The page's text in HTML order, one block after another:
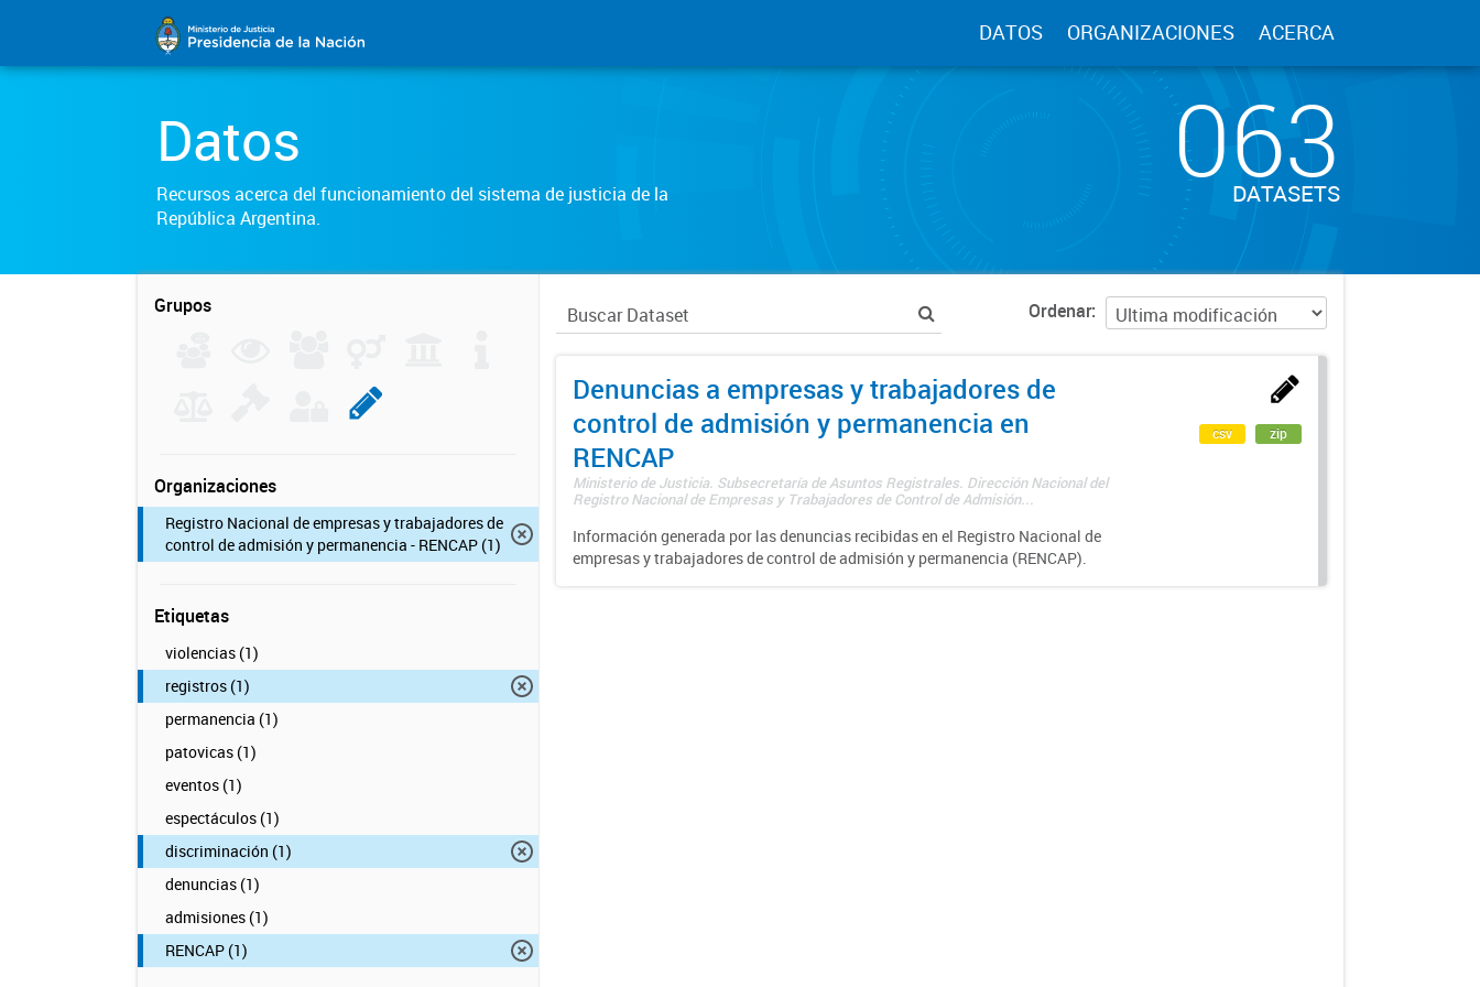
DATOS ORGANIZACIONES ACERCA
Datos
Recursos acerca del funcionamiento del sistema de justicia de la
República Argentina.
063
DATASETS
Grupos
Organizaciones
Registro Nacional de empresas y trabajadores de
control de admisión y permanencia - RENCAP (1)
Etiquetas
violencias (1)
registros (1)
permanencia (1)
patovicas (1)
eventos (1)
espectáculos (1)
discriminación (1)
denuncias (1)
admisiones (1)
RENCAP (1)
Ordenar
Denuncias a empresas y trabajadores de
control de admisión y permanencia en
RENCAP
Ministerio de Justicia. Subsecretaría de Asuntos Registrales. Dirección Nacional del
Registro Nacional de Empresas y Trabajadores de Control de Admisión...
Información generada por las denuncias recibidas en el Registro Nacional de
empresas y trabajadores de control de admisión y permanencia (RENCAP).
csv zip